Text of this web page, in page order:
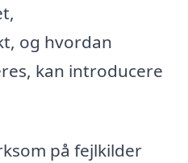
og hvordan
kan introducere
på fejlkilder